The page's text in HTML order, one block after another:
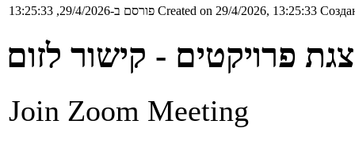
פורסם ב-29/4/2026, 13:25:33 Created on 29/4/2026, 13:25:33
פרויקטים - קישור לזום
Join Zoom Meeting